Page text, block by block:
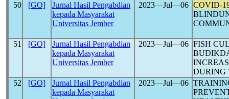
50 [GO]
Jurnal Hasil Pengabdian
kepada Masyarakat
Universitas Jember
2023―Jul―06 COVID-
51 [GO]
Jurnal Hasil Pengabdian
kepada Masyarakat
Universitas Jember
2023―Jul―06 FISH
DURING
52
[GO]
Jurnal Hasil Pengabdian
kepada Masyarakat
2023―Jul―06